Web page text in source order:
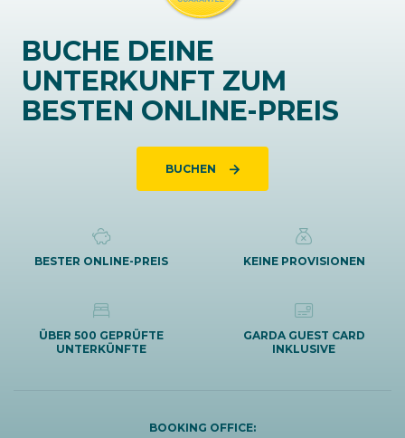
BUCHE DEINE
UNTERKUNFT ZUM
BESTEN ONLINE-PREIS
BUCHEN
BESTER ONLINE-PREIS KEINE PROVISIONEN
ÜBER 500 GEPRÜFTE
UNTERKÜNFTE
GARDA GUEST CARD
INKLUSIVE
BOOKING OFFICE: